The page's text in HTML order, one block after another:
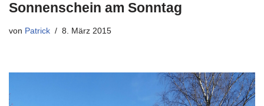
Sonnenschein am Sonntag
von Patrick 8. März 2015